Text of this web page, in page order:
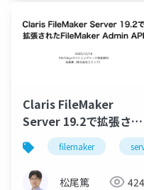
Claris FileMaker
Server 19.2で拡張され
たFileMaker Admin
API
filemaker
松尾篤 424